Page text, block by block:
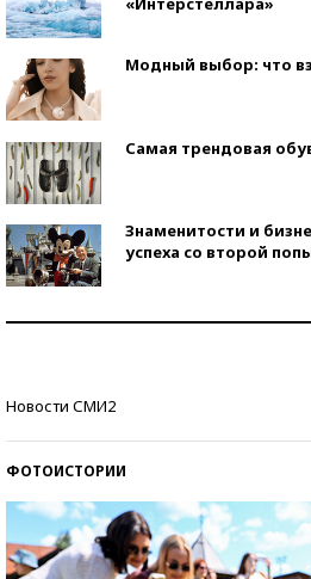
Модный выбор: что
Самая трендовая
Знаменитости и
успеха со второй
Новости СМИ2
ФОТОИСТОРИИ